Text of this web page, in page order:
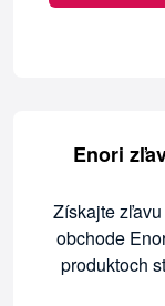
Enori
Získajte
obchode
produktoch